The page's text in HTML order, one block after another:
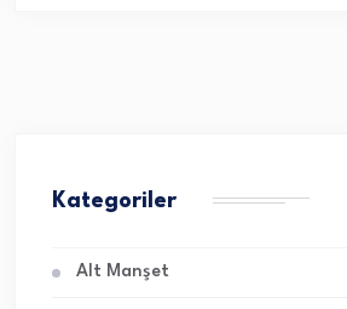
Kategoriler
Alt Manşet